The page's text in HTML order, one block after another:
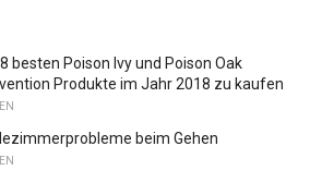
8 besten Poison Ivy und Poison Oak
Produkte im Jahr 2018 zu kaufen
beim Gehen